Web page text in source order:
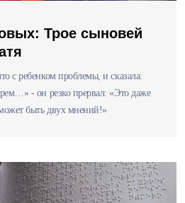
Трое сыновей
с ребенком проблемы, и сказала:
- он резко прервал: «Это даже
быть двух мнений!»